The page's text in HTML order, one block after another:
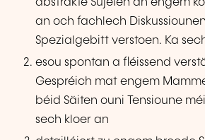
an och fachlech
Spezialgebitt verstoen. Ka
esou spontan a fléissend
Gespréich mat engem
béid Säiten ouni Tensioune
sech kloer an